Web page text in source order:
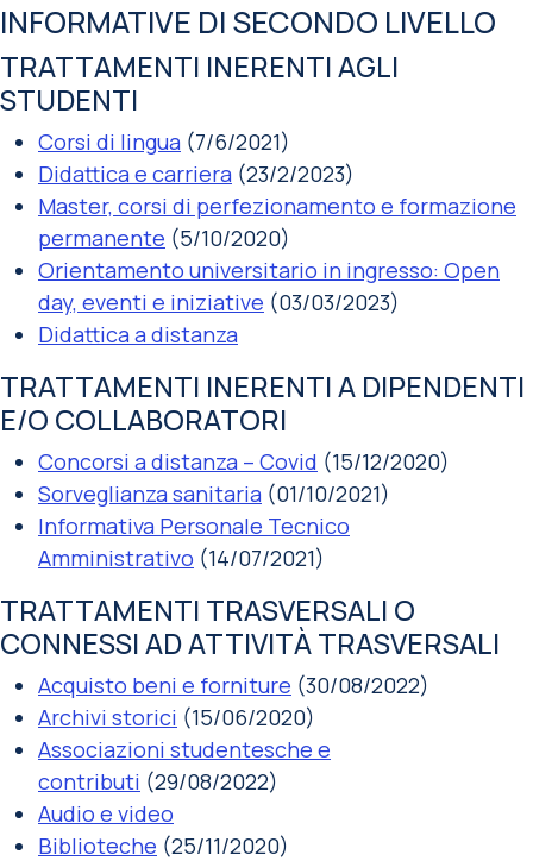
INFORMATIVE DI SECONDO LIVELLO
TRATTAMENTI INERENTI AGLI
STUDENTI
Corsi di lingua (7/6/2021)
Didattica e carriera (23/2/2023)
Master, corsi di perfezionamento e formazione
permanente (5/10/2020)
Orientamento universitario in ingresso: Open
day, eventi e iniziative (03/03/2023)
Didattica a distanza
TRATTAMENTI INERENTI A DIPENDENTI
E/O COLLABORATORI
Concorsi a distanza – Covid (15/12/2020)
Sorveglianza sanitaria (01/10/2021)
Informativa Personale Tecnico
Amministrativo (14/07/2021)
TRATTAMENTI TRASVERSALI O
CONNESSI AD ATTIVITÀ TRASVERSALI
Acquisto beni e forniture (30/08/2022)
Archivi storici (15/06/2020)
Associazioni studentesche e
contributi (29/08/2022)
Audio e video
Biblioteche (25/11/2020)